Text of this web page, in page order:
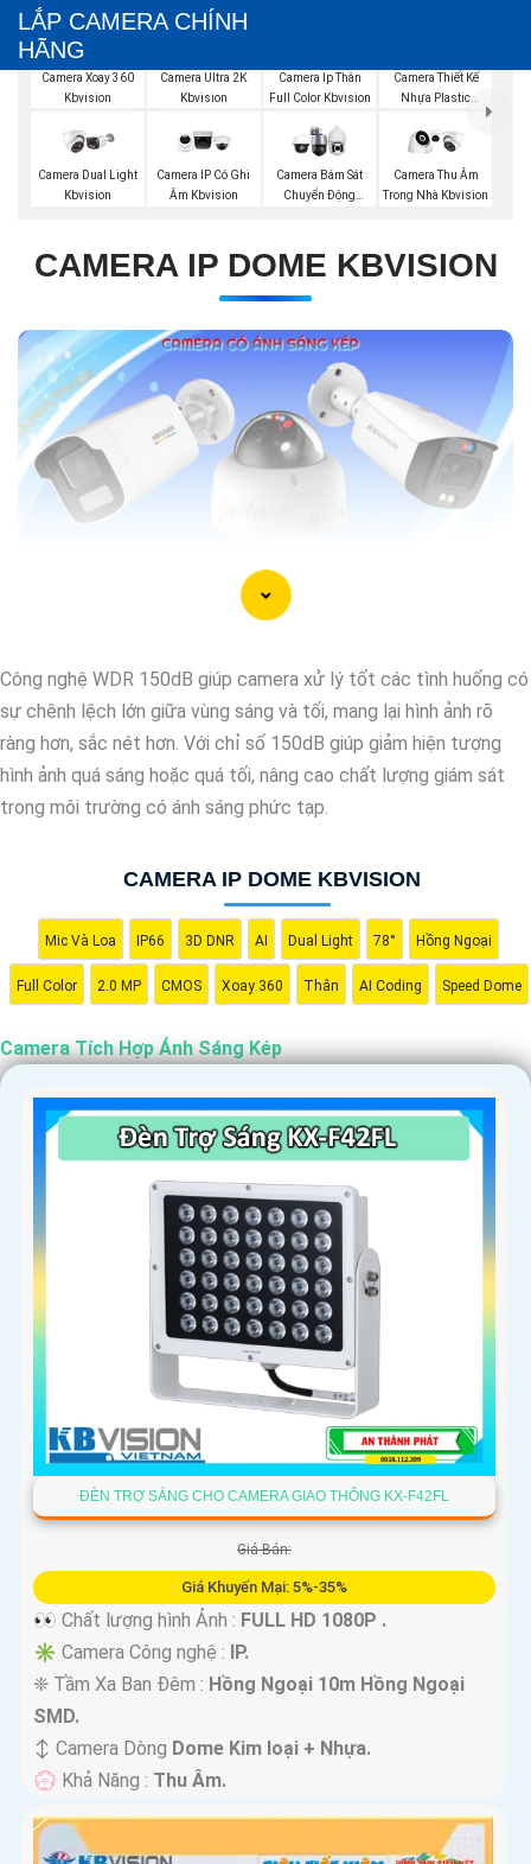
LẮP CAMERA CHÍNH
HÃNG
Camera Xoay 360
Kbvision
Camera Ultra 2K
Kbvision
Camera Ip Thân
Full Color Kbvision
Camera Thiết Kế
Nhựa Plastic
Camera Dual Light
Kbvision
Camera IP Có Ghi
Âm Kbvision
Camera Bám Sát
Chuyển Động
Camera Thu Âm
Trong Nhà Kbvision
CAMERA IP DOME KBVISION
Công nghệ WDR 150dB giúp camera xử lý tốt các tình huống có
sự chênh lệch lớn giữa vùng sáng và tối, mang lại hình ảnh rõ
ràng hơn, sắc nét hơn. Với chỉ số 150dB giúp giảm hiện tượng
hình ảnh quá sáng hoặc quá tối, nâng cao chất lượng giám sát
trong môi trường có ánh sáng phức tạp.
CAMERA IP DOME KBVISION
Mic Và Loa IP66 3D DNR AI Dual Light 78° Hồng Ngoại
Full Color 2.0 MP CMOS Xoay 360 Thân AI Coding Speed Dome
Camera Tích Hợp Ánh Sáng Kép
ĐÈN TRỢ SÁNG CHO CAMERA GIAO THÔNG KX-F42FL
Giá Bán:
Giá Khuyến Mại: 5%-35%
️
👀 Chất lượng hình Ảnh : FULL HD 1080P .
✳️ Camera Công nghệ : IP.
❈ Tầm Xa Ban Đêm : Hồng Ngoại 10m Hồng Ngoại
SMD.
↕️ Camera Dòng Dome Kim loại + Nhựa.
️💮 Khả Năng : Thu Âm.